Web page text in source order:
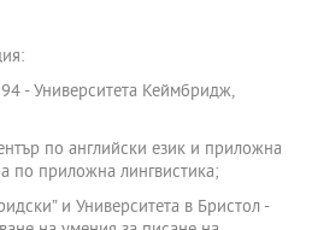
- Университета Кеймбридж,
по английски език и приложна
по приложна лингвистика;
и Университета в Бристол -